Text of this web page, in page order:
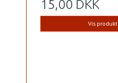
15,00 DKK
Vis produkt